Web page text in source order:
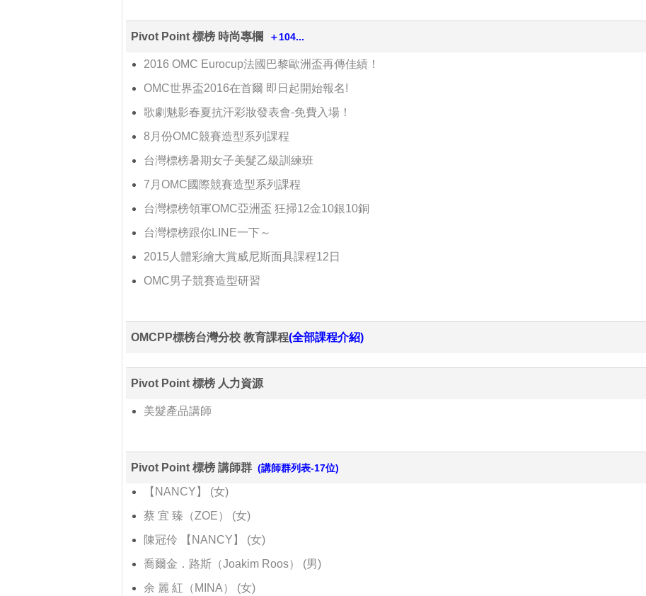
Pivot Point 標榜 時尚專欄 ＋104...
2016 OMC Eurocup法國巴黎歐洲盃再傳佳績！
OMC世界盃2016在首爾 即日起開始報名!
歌劇魅影春夏抗汗彩妝發表會-免費入場！
8月份OMC競賽造型系列課程
台灣標榜暑期女子美髮乙級訓練班
7月OMC國際競賽造型系列課程
台灣標榜領軍OMC亞洲盃 狂掃12金10銀10銅
台灣標榜跟你LINE一下～
2015人體彩繪大賞威尼斯面具課程12日
OMC男子競賽造型研習
OMCPP標榜台灣分校 教育課程(全部課程介紹)
Pivot Point 標榜 人力資源
美髮產品講師
Pivot Point 標榜 講師群 (講師群列表-17位)
【NANCY】 (女)
蔡 宜 臻（ZOE） (女)
陳冠伶 【NANCY】 (女)
喬爾金．路斯（Joakim Roos） (男)
余 麗 紅（MINA） (女)